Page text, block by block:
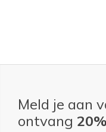
Meld je aan
ontvang